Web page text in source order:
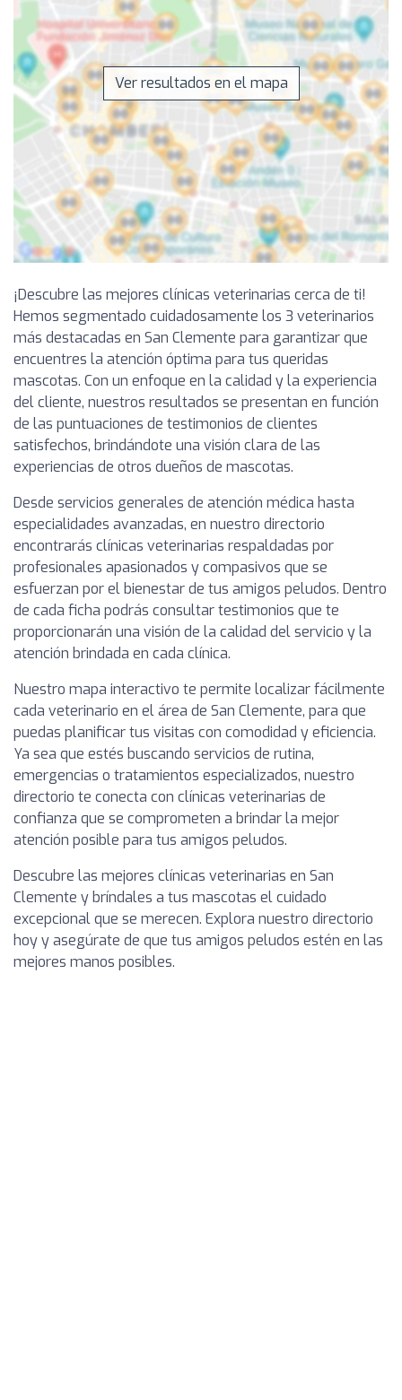
Ver resultados en el mapa
¡Descubre las mejores clínicas veterinarias cerca de ti!
Hemos segmentado cuidadosamente los 3 veterinarios
más destacadas en San Clemente para garantizar que
encuentres la atención óptima para tus queridas
mascotas. Con un enfoque en la calidad y la experiencia
del cliente, nuestros resultados se presentan en función
de las puntuaciones de testimonios de clientes
satisfechos, brindándote una visión clara de las
experiencias de otros dueños de mascotas.
Desde servicios generales de atención médica hasta
especialidades avanzadas, en nuestro directorio
encontrarás clínicas veterinarias respaldadas por
profesionales apasionados y compasivos que se
esfuerzan por el bienestar de tus amigos peludos. Dentro
de cada ficha podrás consultar testimonios que te
proporcionarán una visión de la calidad del servicio y la
atención brindada en cada clínica.
Nuestro mapa interactivo te permite localizar fácilmente
cada veterinario en el área de San Clemente, para que
puedas planificar tus visitas con comodidad y eficiencia.
Ya sea que estés buscando servicios de rutina,
emergencias o tratamientos especializados, nuestro
directorio te conecta con clínicas veterinarias de
confianza que se comprometen a brindar la mejor
atención posible para tus amigos peludos.
Descubre las mejores clínicas veterinarias en San
Clemente y bríndales a tus mascotas el cuidado
excepcional que se merecen. Explora nuestro directorio
hoy y asegúrate de que tus amigos peludos estén en las
mejores manos posibles.